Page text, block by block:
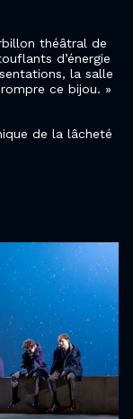
théâtral de
d’énergie
la salle
ce bijou.
de la lâcheté